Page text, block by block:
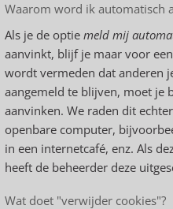
Waarom word ik automatisch
Als je de optie meld mij
aanvinkt, blijf je maar voor
wordt vermeden dat anderen
aangemeld te blijven, moet je
aanvinken. We raden dit
openbare computer,
in een internetcafé, enz. Als
heeft de beheerder deze
Wat doet "verwijder cookies"?